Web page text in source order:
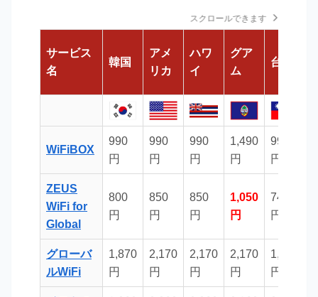
スクロールできます
サービス
名
韓国
アメ
リカ
ハワ
イ
グア
ム
台湾
WiFiBOX
990
円
990
円
990
円
1,490
円
990
円
ZEUS
WiFi for
Global
800
円
850
円
850
円
1,050
円
740
円
グローバ
ルWiFi
1,870
円
2,170
円
2,170
円
2,170
円
1,870
円